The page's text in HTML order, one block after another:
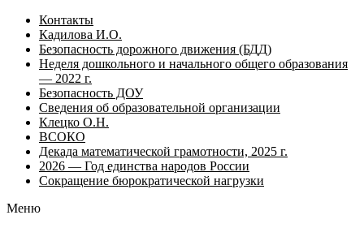
Контакты
Кадилова И.О.
Безопасность дорожного движения (БДД)
Неделя дошкольного и начального общего образования
— 2022 г.
Безопасность ДОУ
Сведения об образовательной организации
Клецко О.Н.
ВСОКО
Декада математической грамотности, 2025 г.
2026 — Год единства народов России
Сокращение бюрократической нагрузки
Меню